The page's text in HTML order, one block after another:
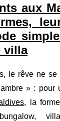
aux
villa
le rêve ne se
» : pour
, la